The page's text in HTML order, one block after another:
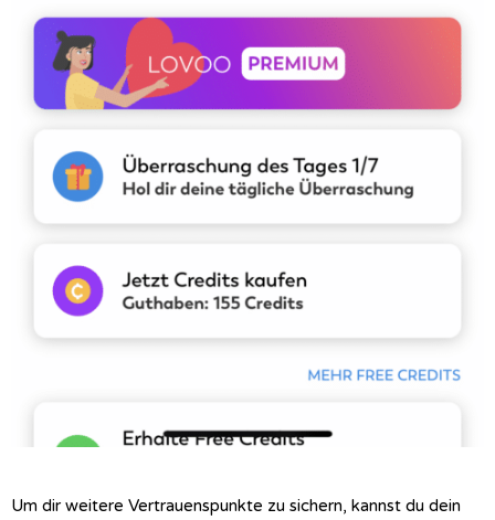
Um dir weitere Vertrauenspunkte zu sichern, kannst du dein